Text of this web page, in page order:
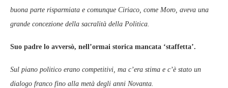
buona parte risparmiata e comunque Ciriaco, come Moro, aveva una
grande concezione della sacralità della Politica.
Suo padre lo avversò, nell’ormai storica mancata ‘staffetta’.
Sul piano politico erano competitivi, ma c’era stima e c’è stato un
dialogo franco fino alla metà degli anni Novanta.